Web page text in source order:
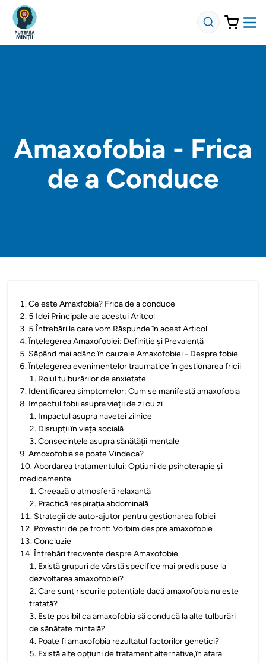
Amaxofobia - Frica
de a Conduce
1.Ce este Amaxfobia? Frica de a conduce
2. 5 Idei Principale ale acestui Aritcol
3. 5 Întrebări la care vom Răspunde în acest Articol
4.Înțelegerea Amaxofobiei: Definiție și Prevalență
5. Săpând mai adânc în cauzele Amaxofobiei - Despre fobie
6.Înțelegerea evenimentelor traumatice în gestionarea fricii
1. Rolul tulburărilor de anxietate
7. Identificarea simptomelor: Cum se manifestă amaxofobia
8. Impactul fobii asupra vieții de zi cu zi
1. Impactul asupra navetei zilnice
2. Disrupții în viața socială
3.Consecințele asupra sănătății mentale
9.Amoxofobia se poate Vindeca?
10.Abordarea tratamentului: Opțiuni de psihoterapie și
medicamente
1.Creează o atmosferă relaxantă
2. Practică respirația abdominală
11. Strategii de auto-ajutor pentru gestionarea fobiei
12. Povestiri de pe front: Vorbim despre amaxofobie
13.Concluzie
14.Întrebări frecvente despre Amaxofobie
1. Există grupuri de vârstă specifice mai predispuse la
dezvoltarea amaxofobiei?
2.Care sunt riscurile potențiale dacă amaxofobia nu este
tratată?
3. Este posibil ca amaxofobia să conducă la alte tulburări
de sănătate mintală?
4. Poate fi amaxofobia rezultatul factorilor genetici?
5. Există alte opțiuni de tratament alternative,în afara